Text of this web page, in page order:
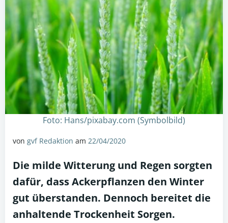
Foto: Hans/pixabay.com (Symbolbild)
von gvf Redaktion am 22/04/2020
Die milde Witterung und Regen sorgten
dafür, dass Ackerpflanzen den Winter
gut überstanden. Dennoch bereitet die
anhaltende Trockenheit Sorgen.